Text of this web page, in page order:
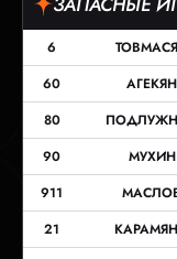
6
60
АГЕКЯН
80
90
МУХИН
911
21